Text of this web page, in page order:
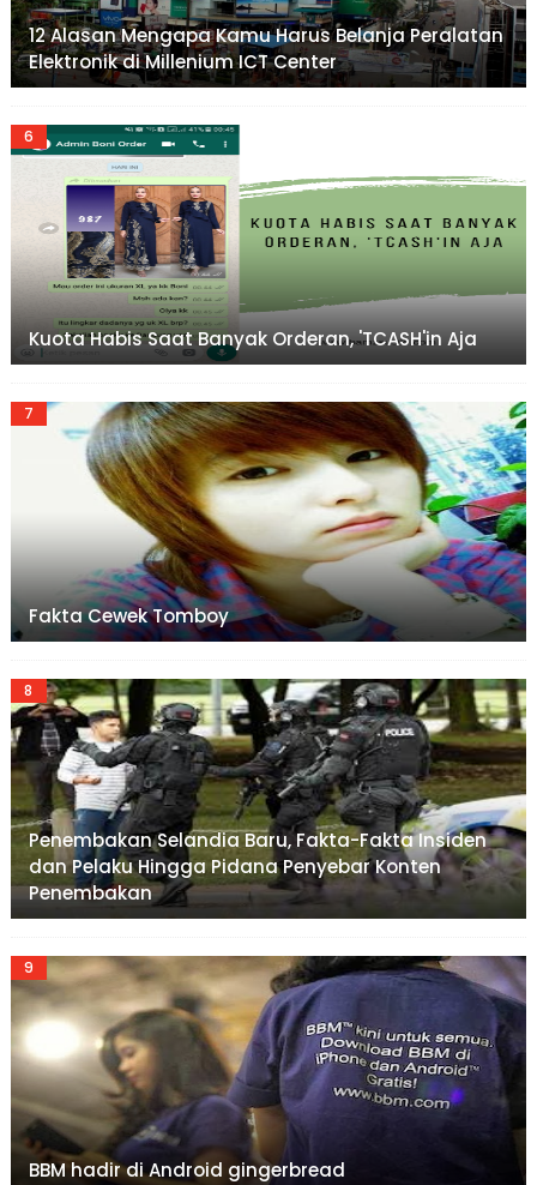
12 Alasan Mengapa Kamu Harus Belanja Peralatan
Elektronik di Millenium ICT Center
Kuota Habis Saat Banyak Orderan, 'TCASH'in Aja
Fakta Cewek Tomboy
Penembakan Selandia Baru, Fakta-Fakta Insiden
dan Pelaku Hingga Pidana Penyebar Konten
Penembakan
BBM hadir di Android gingerbread